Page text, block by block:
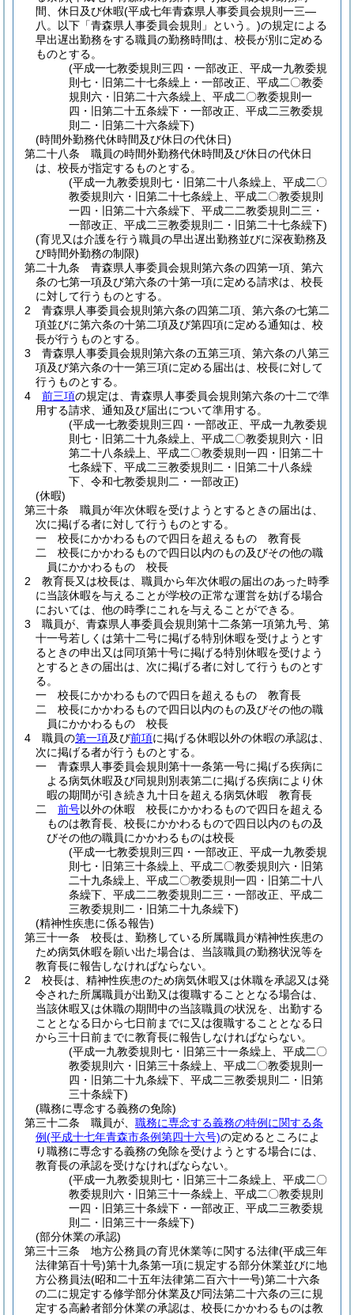
間、休日及び休暇(平成七年青森県人事委員会規則一三―
八。以下「青森県人事委員会規則」という。)の規定による
早出遅出勤務をする職員の勤務時間は、校長が別に定める
ものとする。
(平成一七教委規則三四・一部改正、平成一九教委規
則七・旧第二十七条繰上・一部改正、平成二〇教委
規則六・旧第二十六条繰上、平成二〇教委規則一
四・旧第二十五条繰下・一部改正、平成二三教委規
則二・旧第二十六条繰下)
(時間外勤務代休時間及び休日の代休日)
第二十八条
職員の時間外勤務代休時間及び休日の代休日
は、校長が指定するものとする。
(平成一九教委規則七・旧第二十八条繰上、平成二〇
教委規則六・旧第二十七条繰上、平成二〇教委規則
一四・旧第二十六条繰下、平成二二教委規則二三・
一部改正、平成二三教委規則二・旧第二十七条繰下)
(育児又は介護を行う職員の早出遅出勤務並びに深夜勤務及
び時間外勤務の制限)
第二十九条
青森県人事委員会規則第六条の四第一項、第六
条の七第一項及び第六条の十第一項に定める請求は、校長
に対して行うものとする。
2
青森県人事委員会規則第六条の四第二項、第六条の七第二
項並びに第六条の十第二項及び第四項に定める通知は、校
長が行うものとする。
3
青森県人事委員会規則第六条の五第三項、第六条の八第三
項及び第六条の十一第三項に定める届出は、校長に対して
行うものとする。
4
前三項の規定は、青森県人事委員会規則第六条の十二で準
用する請求、通知及び届出について準用する。
(平成一七教委規則三四・一部改正、平成一九教委規
則七・旧第二十九条繰上、平成二〇教委規則六・旧
第二十八条繰上、平成二〇教委規則一四・旧第二十
七条繰下、平成二三教委規則二・旧第二十八条繰
下、令和七教委規則二・一部改正)
(休暇)
第三十条
職員が年次休暇を受けようとするときの届出は、
次に掲げる者に対して行うものとする。
一
校長にかかわるもので四日を超えるもの 教育長
二
校長にかかわるもので四日以内のもの及びその他の職
員にかかわるもの 校長
2
教育長又は校長は、職員から年次休暇の届出のあった時季
に当該休暇を与えることが学校の正常な運営を妨げる場合
においては、他の時季にこれを与えることができる。
3
職員が、青森県人事委員会規則第十二条第一項第九号、第
十一号若しくは第十二号に掲げる特別休暇を受けようとす
るときの申出又は同項第十号に掲げる特別休暇を受けよう
とするときの届出は、次に掲げる者に対して行うものとす
る。
一
校長にかかわるもので四日を超えるもの 教育長
二
校長にかかわるもので四日以内のもの及びその他の職
員にかかわるもの 校長
4
職員の第一項及び前項に掲げる休暇以外の休暇の承認は、
次に掲げる者が行うものとする。
一
青森県人事委員会規則第十一条第一号に掲げる疾病に
よる病気休暇及び同規則別表第二に掲げる疾病により休
暇の期間が引き続き九十日を超える病気休暇 教育長
二
前号以外の休暇 校長にかかわるもので四日を超える
ものは教育長、校長にかかわるもので四日以内のもの及
びその他の職員にかかわるものは校長
(平成一七教委規則三四・一部改正、平成一九教委規
則七・旧第三十条繰上、平成二〇教委規則六・旧第
二十九条繰上、平成二〇教委規則一四・旧第二十八
条繰下、平成二二教委規則二三・一部改正、平成二
三教委規則二・旧第二十九条繰下)
(精神性疾患に係る報告)
第三十一条
校長は、勤務している所属職員が精神性疾患の
ため病気休暇を願い出た場合は、当該職員の勤務状況等を
教育長に報告しなければならない。
2
校長は、精神性疾患のため病気休暇又は休職を承認又は発
令された所属職員が出勤又は復職することとなる場合は、
当該休暇又は休職の期間中の当該職員の状況を、出勤する
こととなる日から七日前までに又は復職することとなる日
から三十日前までに教育長に報告しなければならない。
(平成一九教委規則七・旧第三十一条繰上、平成二〇
教委規則六・旧第三十条繰上、平成二〇教委規則一
四・旧第二十九条繰下、平成二三教委規則二・旧第
三十条繰下)
(職務に専念する義務の免除)
第三十二条
職員が、 職務に専念する義務の特例に関する条
例(平成十七年青森市条例第四十六号)の定めるところによ
り職務に専念する義務の免除を受けようとする場合には、
教育長の承認を受けなければならない。
(平成一九教委規則七・旧第三十二条繰上、平成二〇
教委規則六・旧第三十一条繰上、平成二〇教委規則
一四・旧第三十条繰下・一部改正、平成二三教委規
則二・旧第三十一条繰下)
(部分休業の承認)
第三十三条
地方公務員の育児休業等に関する法律(平成三年
法律第百十号)第十九条第一項に規定する部分休業並びに地
方公務員法(昭和二十五年法律第二百六十一号)第二十六条
の二に規定する修学部分休業及び同法第二十六条の三に規
定する高齢者部分休業の承認は、校長にかかわるものは教